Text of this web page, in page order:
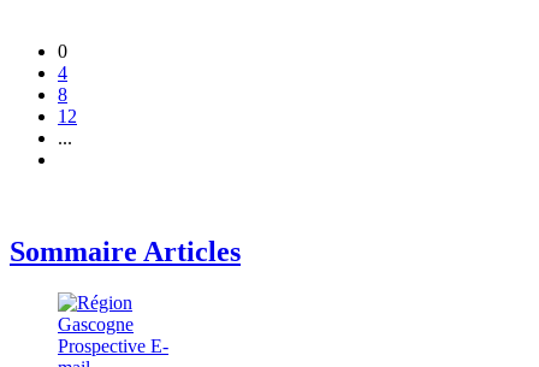
0
4
8
12
...
Sommaire Articles